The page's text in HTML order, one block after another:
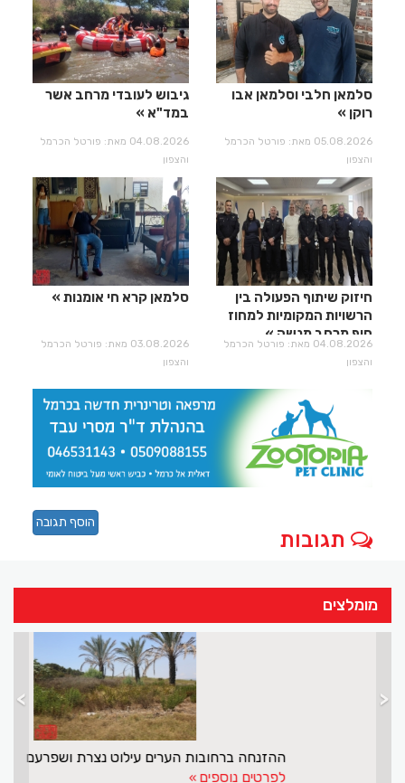
סלמאן חלבי וסלמאן אבו
רוקן
05.08.2026 מאת: פורטל הכרמל
והצפון
גיבוש לעובדי מרחב אשר
במד"א
04.08.2026 מאת: פורטל הכרמל
והצפון
חיזוק שיתוף הפעולה בין
הרשויות המקומיות למחוז
חוף מרחב מנשה
04.08.2026 מאת: פורטל הכרמל
והצפון
סלמאן קרא חי אומנות
03.08.2026 מאת: פורטל הכרמל
והצפון
תגובות
הוסף תגובה
מומלצים
הלך לעולמו יצחק נועם
> <